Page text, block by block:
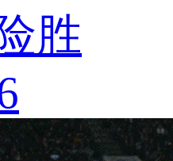
胜